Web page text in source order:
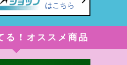
はこちら
る！オススメ商品